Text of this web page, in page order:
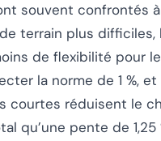
souvent confrontés
terrain plus difficiles,
de flexibilité pour
la norme de 1 %,
courtes réduisent le
qu’une pente de